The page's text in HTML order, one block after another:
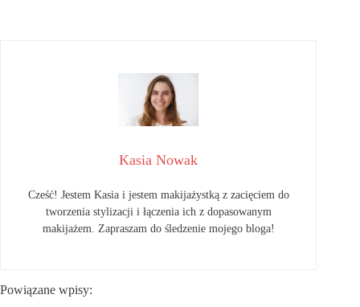
Kasia Nowak
Cześć! Jestem Kasia i jestem makijażystką z zacięciem do
tworzenia stylizacji i łączenia ich z dopasowanym
makijażem. Zapraszam do śledzenie mojego bloga!
Powiązane wpisy: